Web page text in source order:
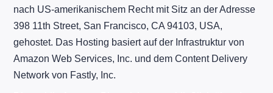
nach US-amerikanischem Recht mit Sitz an der Adresse
398 11th Street, San Francisco, CA 94103, USA,
gehostet. Das Hosting basiert auf der Infrastruktur von
Amazon Web Services, Inc. und dem Content Delivery
Network von Fastly, Inc.